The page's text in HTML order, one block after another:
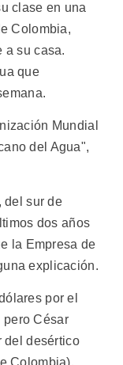
clase en una
Colombia,
a su casa.
que
Mundial
del Agua",
del sur de
dos años
la Empresa de
explicación.
por el
pero César
del desértico